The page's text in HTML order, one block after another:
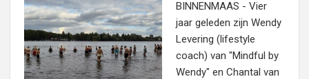
BINNENMAAS - Vier
jaar geleden zijn Wendy
Levering (lifestyle
coach) van "Mindful by
Wendy" en Chantal van